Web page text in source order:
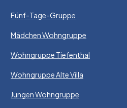
Fünf-Tage-Gruppe
Mädchen Wohngruppe
Wohngruppe Tiefenthal
Wohngruppe Alte Villa
Jungen Wohngruppe